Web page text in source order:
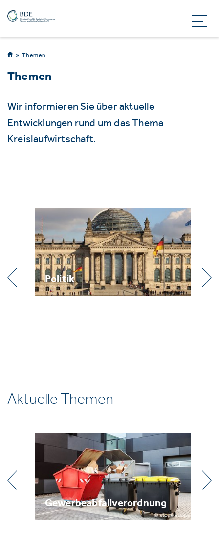
Themen
Themen
Wir informieren Sie über aktuelle
Entwicklungen rund um das Thema
Kreislaufwirtschaft.
Politik
Aktuelle Themen
Gewerbeabfallverordnung